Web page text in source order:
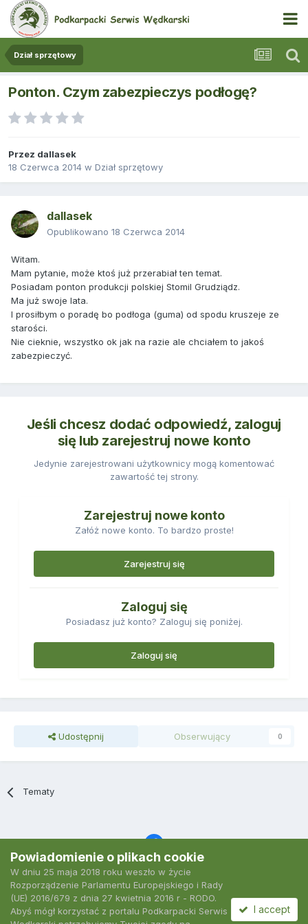
Dział sprzętowy
Ponton. Czym zabezpieczys podłogę?
Przez dallasek
18 Czerwca 2014 w Dział sprzętowy
dallasek
Opublikowano 18 Czerwca 2014
Witam.
Mam pytanie, może ktoś już przerabiał ten temat.
Posiadam ponton produkcji polskiej Stomil Grudziądz.
Ma już swoje lata.
I prosiłbym o poradę bo podłoga (guma) od spodu kruszeje ze
starości.
Nie cieknie, wszystko ok jak na razie ale chciałem to jakoś
zabezpieczyć.
Jeśli chcesz dodać odpowiedź, zaloguj
się lub zarejestruj nowe konto
Jedynie zarejestrowani użytkownicy mogą komentować
zawartość tej strony.
Zarejestruj nowe konto
Załóż nowe konto. To bardzo proste!
Zarejestruj się
Zaloguj się
Posiadasz już konto? Zaloguj się poniżej.
Zaloguj się
Udostępnij Obserwujący 0
Tematy
Język Polityka prywatności Kontakt
2007-2026 Podkarpacki Serwis Wędkarski
Powiadomienie o plikach cookie
W dniu 25 maja 2018 roku weszło w życie
Rozporządzenie Parlamentu Europejskiego i Rady
(UE) 2016/679 z dnia 27 kwietnia 2016 r - RODO.
Abyś mógł korzystać z portalu Podkarpacki Serwis
I accept